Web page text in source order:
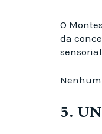
O
da
5.